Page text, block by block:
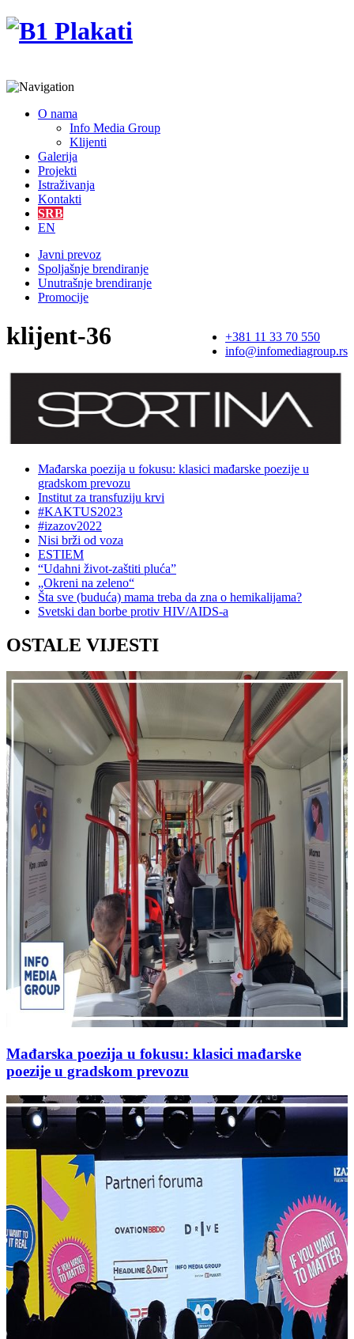
O nama
Info Media Group
Klijenti
Galerija
Projekti
Istraživanja
Kontakti
SRB
EN
Javni prevoz
Spoljašnje brendiranje
Unutrašnje brendiranje
Promocije
+381 11 33 70 550
info@infomediagroup.rs
klijent-36
Mađarska poezija u fokusu: klasici mađarske poezije u
gradskom prevozu
Institut za transfuziju krvi
#KAKTUS2023
#izazov2022
Nisi brži od voza
ESTIEM
“Udahni život-zaštiti pluća”
„Okreni na zeleno“
Šta sve (buduća) mama treba da zna o hemikalijama?
Svetski dan borbe protiv HIV/AIDS-a
OSTALE VIJESTI
Mađarska poezija u fokusu: klasici mađarske
poezije u gradskom prevozu